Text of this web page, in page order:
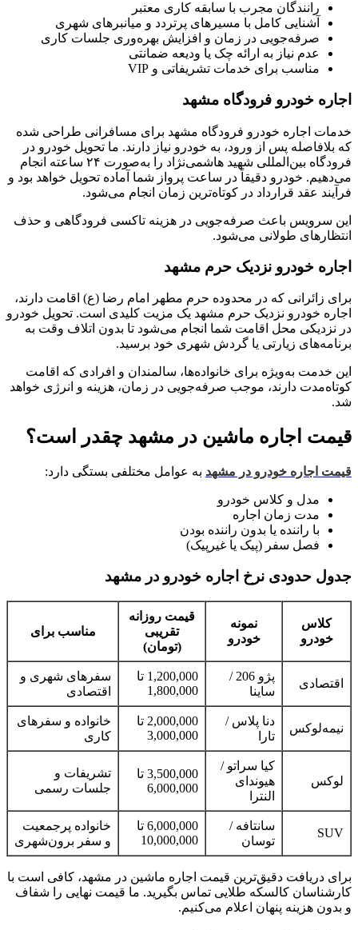
رانندگان مجرب با سابقه کاری معتبر
آشنایی کامل با مسیرهای پرتردد و میانبرهای شهری
صرفه‌جویی در زمان و افزایش بهره‌وری جلسات کاری
عدم نیاز به ارائه چک یا ودیعه ضمانتی
مناسب برای خدمات تشریفاتی و VIP
اجاره خودرو فرودگاه مشهد
خدمات اجاره خودرو فرودگاه مشهد برای مسافرانی طراحی شده
که بلافاصله پس از ورود، به خودرو نیاز دارند. ما تحویل خودرو در
فرودگاه بین‌المللی شهید هاشمی‌نژاد را به‌صورت ۲۴ ساعته انجام
می‌دهیم. خودرو دقیقاً در ساعت پرواز شما آماده تحویل خواهد بود و
فرآیند عقد قرارداد در کوتاه‌ترین زمان انجام می‌شود.
این سرویس باعث صرفه‌جویی در هزینه تاکسی فرودگاهی و حذف
انتظارهای طولانی می‌شود.
اجاره خودرو نزدیک حرم مشهد
برای زائرانی که در محدوده حرم مطهر امام رضا (ع) اقامت دارند،
اجاره خودرو نزدیک حرم مشهد یک مزیت کلیدی است. تحویل خودرو
در نزدیکی محل اقامت شما انجام می‌شود تا بدون اتلاف وقت به
برنامه‌های زیارتی یا گردش شهری خود برسید.
این خدمت به‌ویژه برای خانواده‌ها، سالمندان و افرادی که اقامت
کوتاه‌مدت دارند، موجب صرفه‌جویی در زمان، هزینه و انرژی خواهد
شد.
قیمت اجاره ماشین در مشهد چقدر است؟
قیمت اجاره خودرو در مشهد به عوامل مختلفی بستگی دارد:
مدل و کلاس خودرو
مدت زمان اجاره
با راننده یا بدون راننده بودن
فصل سفر (پیک یا غیرپیک)
جدول حدودی نرخ اجاره خودرو در مشهد
کلاس
خودرو
نمونه
خودرو
قیمت روزانه
تقریبی
(تومان)
مناسب برای
اقتصادی
پژو 206 /
ساینا
1,200,000 تا
1,800,000
سفرهای شهری و
اقتصادی
نیمه‌لوکس
دنا پلاس /
تارا
2,000,000 تا
3,000,000
خانواده و سفرهای
کاری
لوکس
کیا سراتو /
هیوندای
النترا
3,500,000 تا
6,000,000
تشریفات و
جلسات رسمی
SUV
سانتافه /
توسان
6,000,000 تا
10,000,000
خانواده پرجمعیت
و سفر برون‌شهری
برای دریافت دقیق‌ترین قیمت اجاره ماشین در مشهد، کافی است با
کارشناسان کالسکه طلایی تماس بگیرید. ما قیمت نهایی را شفاف
و بدون هزینه پنهان اعلام می‌کنیم.